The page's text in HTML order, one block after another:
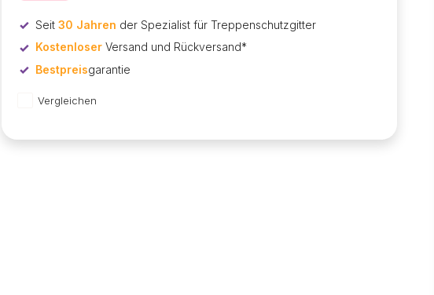
Seit30 Jahren der Spezialist für Treppenschutzgitter
KostenloserVersand und Rückversand*
Bestpreisgarantie
Vergleichen